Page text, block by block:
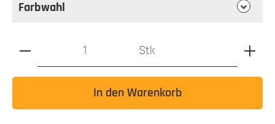
Farbwahl
Produkt Anzahl: Gib den gewünschten Wert ein oder
Stk
In den Warenkorb